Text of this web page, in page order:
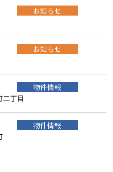
お知らせ
お知らせ
物件情報
二丁目
物件情報